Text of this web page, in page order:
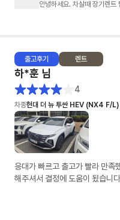
안녕하세요. 차살때 장기렌트
출고후기 렌트
하*훈 님
4
차종현대 더 뉴 투싼 HEV (NX4 F/L)
응대가 빠르고 출고가 빨라 만족
해주셔서 결정에 도움이 됬습니